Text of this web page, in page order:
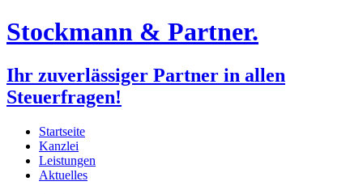
Stockmann & Partner.
Ihr zuverlässiger Partner in allen
Steuerfragen!
Startseite
Kanzlei
Leistungen
Aktuelles